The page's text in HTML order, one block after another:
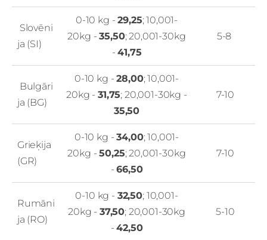
Slovēni
ja (SI)
0-10 kg -29,25; 10,001-
20kg -35,50; 20,001-30kg
-41,75
5-8
Bulgāri
ja (BG)
0-10 kg -28,00; 10,001-
20kg -31,75; 20,001-30kg -
35,50
7-10
Grieķija
(GR)
0-10 kg -34,00; 10,001-
20kg -50,25; 20,001-30kg
-66,50
7-10
Rumāni
ja (RO)
0-10 kg - 32,50; 10,001-
20kg - 37,50; 20,001-30kg
-42,50
5-10